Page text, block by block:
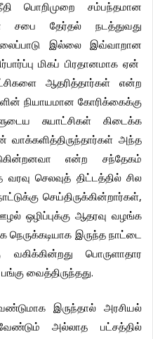
பொறிமுறை
சம்பந்தமான
சபை தேர்தல்
நடத்துவது
இல்லை
இவ்வாறான
மிகப் பிரதானமாக ஏன்
ஆதரித்தார்கள்
என்ற
நியாயமான கோரிக்கைக்கு
சுயாட்சிகள்
கிடைக்க
வாக்களித்திருந்தார்கள் அந்த
என்ற
சந்தேகம்
வரவு செலவுத் திட்டத்தில் சில
செய்திருக்கின்றார்கள்,
ஒழிப்புக்கு ஆதரவு வழங்க
நெருக்கடியாக இருந்த நாட்டை
வகிக்கின்றது
பொருளாதார
பங்கு வைத்திருந்தது.
இருந்தால்
அரசியல்
அல்லாத
பட்சத்தில்